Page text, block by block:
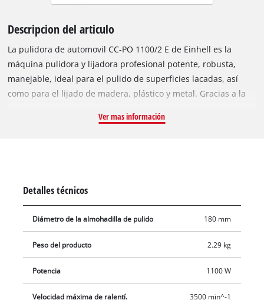
Descripcion del articulo
La pulidora de automovil CC-PO 1100/2 E de Einhell es la
máquina pulidora y lijadora profesional potente, robusta,
manejable, ideal para el pulido de superficies lacadas, así
como para el lijado de madera, plástico y metal. Gracias a la
momento de forma segura en la mano y se pueden llevar a
pulido o lijado puede adaptarse de manera óptima a cada
con ajuste preciso. Con el práctico bloqueo de husillo, es
posible bloquear el husillo sin necesidad de herramientas y,
de este modo, cambiar de manera fácil y rápida el plato de
lijado del pulidor automático. El plato de lijado cuenta con un
cierre de cardillo especial para sujetar con seguridad y fuerza
Ver mas información
Detalles técnicos
Diámetro de la almohadilla de pulido 180 mm
Peso del producto 2.29 kg
Potencia 1100 W
Velocidad máxima de ralentí. 3500 min^-1